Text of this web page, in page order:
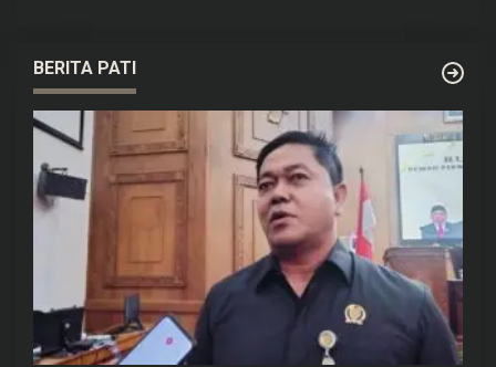
BERITA PATI